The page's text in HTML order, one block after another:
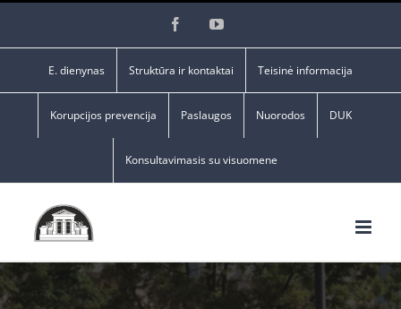
FacebookYouTube
E. dienynas Struktūra ir kontaktai Teisinė informacija
Korupcijos prevencija Paslaugos Nuorodos DUK
Konsultavimasis su visuomene